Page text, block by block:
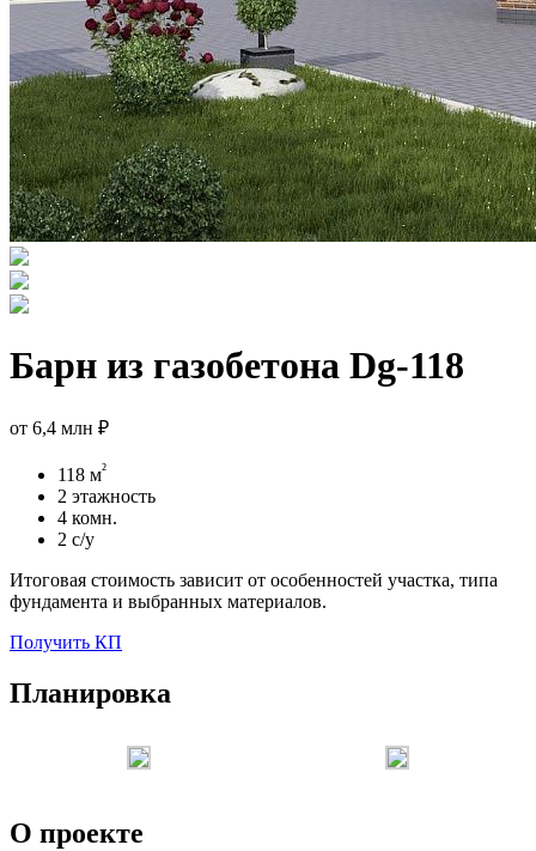
Барн из газобетона Dg-118
от 6,4 млн ₽
118 м²
2 этажность
4 комн.
2 с/у
Итоговая стоимость зависит от особенностей участка, типа
фундамента и выбранных материалов.
Получить КП
Планировка
О проекте